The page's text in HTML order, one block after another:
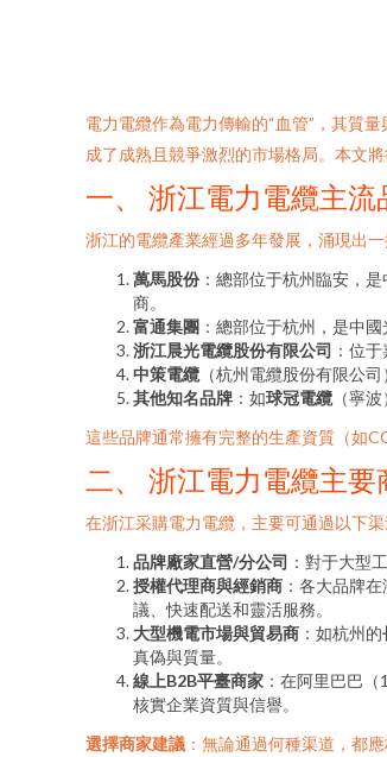
電力電纜作為電力傳輸的“血管”，其質
成了成熟且競爭激烈的市場格局。本文
一、 浙江電力電纜主流
浙江的電纜產業經過多年發展，涌現出
萬馬股份：總部位于杭州臨安，
商。
富通集團 ：總部位于杭州，是中
浙江晨光電纜股份有限公司 ：位
中策電纜 （杭州電纜股份有限公
其他知名品牌 ：如球冠電纜 （寧波
這些品牌通常擁有完整的生產資質（如
二、 浙江電力電纜主要
在浙江采購電力電纜，主要可通過以下渠
品牌廠家直營/分公司 ：對于大型
授權代理商與經銷商 ：各大品牌
議、快速配送和靈活服務。
大型機電市場與貿易商 ：如杭州的
真偽與質量。
線上B2B平臺商家 ：在阿里巴巴
核實企業資質與信譽。
選擇商家建議 ：無論通過何種渠道，都